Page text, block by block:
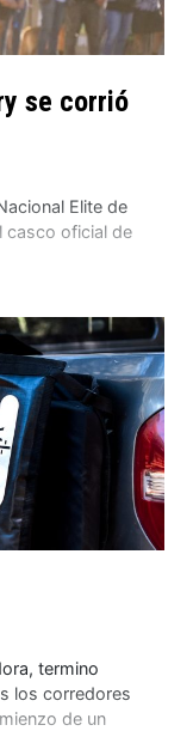
se corrió
Elite de
casco oficial de
termino
los corredores
de un